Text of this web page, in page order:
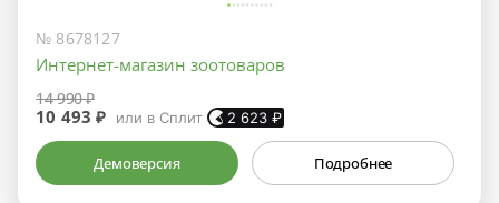
№ 8678127
Интернет-магазин зоотоваров
14 990 ₽
10 493 ₽ или в Сплит 2 623₽
Демоверсия Подробнее